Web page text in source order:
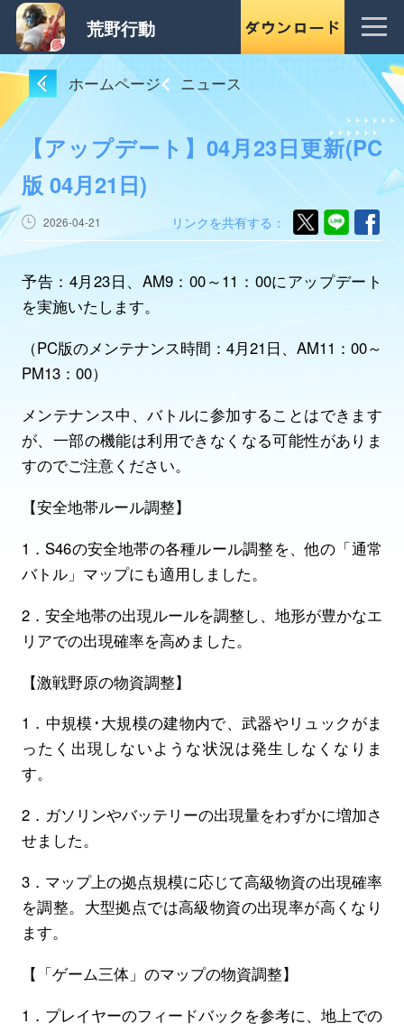
荒野行動
ホームページ ニュース
【アップデート】04月23日更新(PC
版 04月21日)
2026-04-21 リンクを共有する：
予告：4月23日、AM9：00～11：00にアップデート
を実施いたします。
（PC版のメンテナンス時間：4月21日、AM11：00～
PM13：00）
メンテナンス中、バトルに参加することはできます
が、一部の機能は利用できなくなる可能性がありま
すのでご注意ください。
【安全地帯ルール調整】
1．S46の安全地帯の各種ルール調整を、他の「通常
バトル」マップにも適用しました。
2．安全地帯の出現ルールを調整し、地形が豊かなエ
リアでの出現確率を高めました。
【激戦野原の物資調整】
1．中規模･大規模の建物内で、武器やリュックがま
ったく出現しないような状況は発生しなくなりま
す。
2．ガソリンやバッテリーの出現量をわずかに増加さ
せました。
3．マップ上の拠点規模に応じて高級物資の出現確率
を調整。大型拠点では高級物資の出現率が高くなり
ます。
【「ゲーム三体」のマップの物資調整】
1．プレイヤーのフィードバックを参考に、地上での